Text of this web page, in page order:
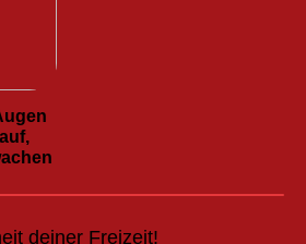
deiner Freizeit!